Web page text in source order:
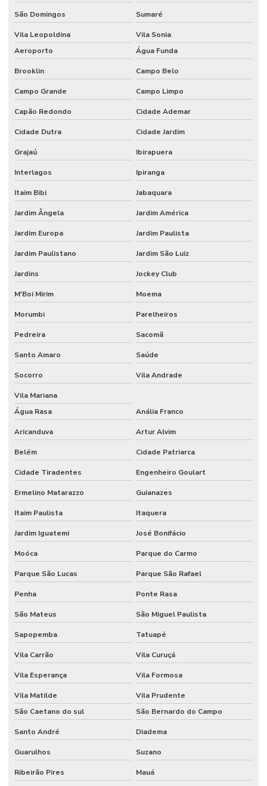
SEGURANÇA
PATRIMONIAL
PARA
EMPRESAS
PATRIMONIAL
SEGURANÇA
PATRIMONIAL
FÁBRICAS
SEGURANÇA
PARA
EMPRESAS
SEGURANÇA
EM HOSPITAIS
SEGURANÇA
PARA
SEGURANÇA
PATRIMONIAL
MONITORAMENTO
SEGURANÇA
PERTO DE MIM
SEGURANÇA
PATRIMONIAL
SÃO PAULO
SEGURANÇA
PATRIMONIAL
SP
PESSOAL
PARA
CELEBRIDADES
SEGURANÇA
PESSOAL
PARA
EXECUTIVOS
PESSOAL
PARA
INFLUENCERS
SEGURANÇA
PRIVADA
PRIVADA PARA
SERVIÇO DE
CONTROLADOR
DE ACESSO
SERVIÇO DE
PORTARIA EM
CONDOMINIO
São Domingos Sumaré
Vila Leopoldina
Vila Sonia
Aeroporto
Água Funda
Brooklin Campo Belo
Campo Grande Campo Limpo
Capão Redondo Cidade Ademar
Cidade Dutra Cidade Jardim
Grajaú Ibirapuera
Interlagos Ipiranga
Itaim Bibi Jabaquara
Jardim Ângela Jardim América
Jardim Europa Jardim Paulista
Jardim Paulistano Jardim São Luiz
Jardins Jockey Club
M'Boi Mirim Moema
Morumbi Parelheiros
Pedreira Sacomã
Santo Amaro Saúde
Socorro Vila Andrade
Vila Mariana
Água Rasa
Anália Franco
Aricanduva Artur Alvim
Belém Cidade Patriarca
Cidade Tiradentes Engenheiro Goulart
Ermelino Matarazzo Guianazes
Itaim Paulista Itaquera
Jardim Iguatemi José Bonifácio
Moóca Parque do Carmo
Parque São Lucas Parque São Rafael
Penha Ponte Rasa
São Mateus São Miguel Paulista
Sapopemba Tatuapé
Vila Carrão Vila Curuçá
Vila Esperança Vila Formosa
Vila Matilde
Vila Prudente
São Caetano do sul
São Bernardo do Campo
Santo André Diadema
Guarulhos Suzano
Ribeirão Pires Mauá